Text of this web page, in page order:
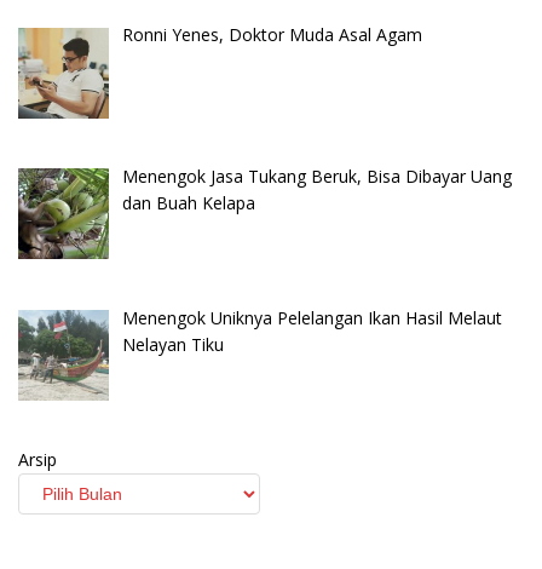
Ronni Yenes, Doktor Muda Asal Agam
Menengok Jasa Tukang Beruk, Bisa Dibayar Uang
dan Buah Kelapa
Menengok Uniknya Pelelangan Ikan Hasil Melaut
Nelayan Tiku
Arsip